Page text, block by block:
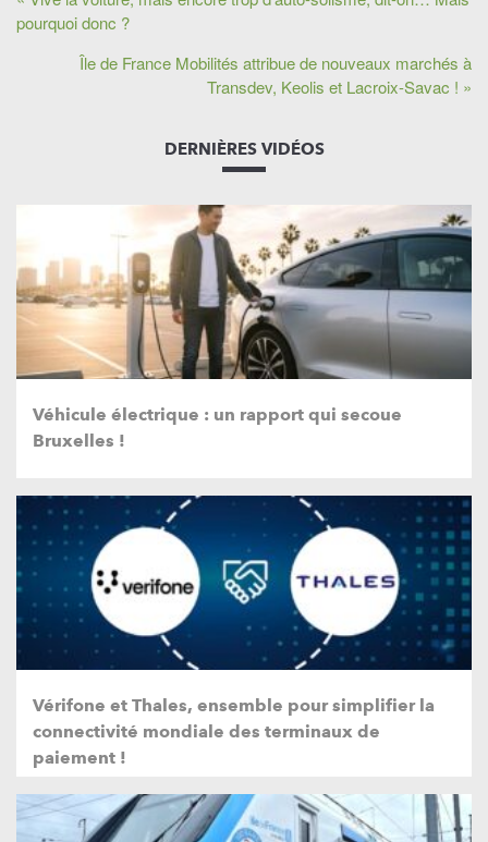
pourquoi donc ?
Île de France Mobilités attribue de nouveaux marchés à
Transdev, Keolis et Lacroix-Savac ! »
DERNIÈRES VIDÉOS
Véhicule électrique : un rapport qui secoue
Bruxelles !
Vérifone et Thales, ensemble pour simplifier la
connectivité mondiale des terminaux de
paiement !